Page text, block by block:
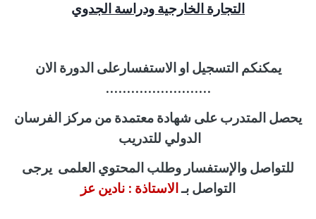
التجارة الخارجية ودراسة الجدوي
يمكنكم التسجيل او الاستفسارعلى الدورة الان
.........................
يحصل المتدرب على شهادة معتمدة من مركز الفرسان
الدولي للتدريب
للتواصل والإستفسار وطلب المحتوي العلمى
يرجى
التواصل بـالاستاذة : نادين عز